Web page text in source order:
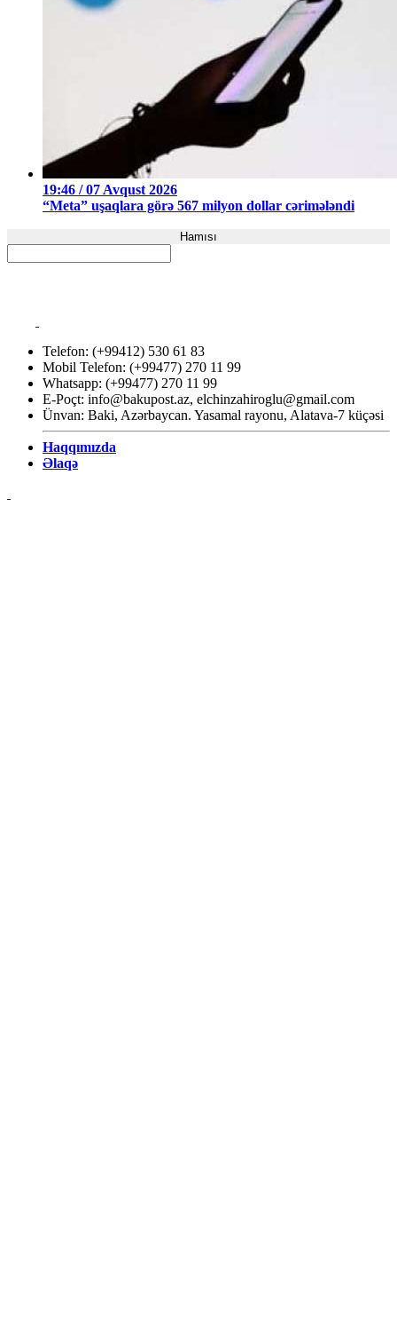
19:46 / 07 Avqust 2026
“Meta” uşaqlara görə 567 milyon dollar cərimələndi
Hamısı
Telefon: (+99412) 530 61 83
Mobil Telefon: (+99477) 270 11 99
Whatsapp: (+99477) 270 11 99
E-Poçt: info@bakupost.az, elchinzahiroglu@gmail.com
Ünvan: Baki, Azərbaycan. Yasamal rayonu, Alatava-7 küçəsi
Haqqımızda
Əlaqə